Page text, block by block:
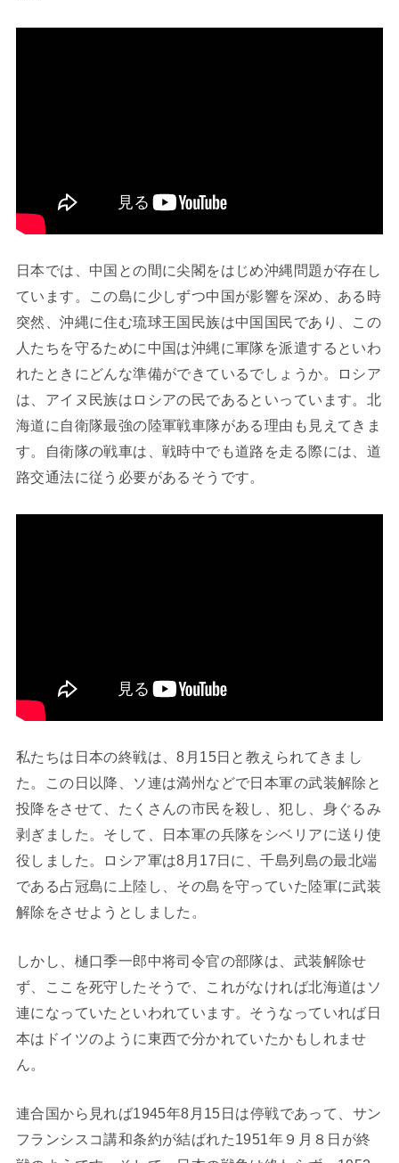
日本では、中国との間に尖閣をはじめ沖縄問題が存在し
ています。この島に少しずつ中国が影響を深め、ある時
突然、沖縄に住む琉球王国民族は中国国民であり、この
人たちを守るために中国は沖縄に軍隊を派遣するといわ
れたときにどんな準備ができているでしょうか。ロシア
は、アイヌ民族はロシアの民であるといっています。北
海道に自衛隊最強の陸軍戦車隊がある理由も見えてきま
す。自衛隊の戦車は、戦時中でも道路を走る際には、道
路交通法に従う必要があるそうです。
私たちは日本の終戦は、8月15日と教えられてきまし
た。この日以降、ソ連は満州などで日本軍の武装解除と
投降をさせて、たくさんの市民を殺し、犯し、身ぐるみ
剥ぎました。そして、日本軍の兵隊をシベリアに送り使
役しました。ロシア軍は8月17日に、千島列島の最北端
である占冠島に上陸し、その島を守っていた陸軍に武装
解除をさせようとしました。
しかし、樋口季一郎中将司令官の部隊は、武装解除せ
ず、ここを死守したそうで、これがなければ北海道はソ
連になっていたといわれています。そうなっていれば日
本はドイツのように東西で分かれていたかもしれませ
ん。
連合国から見れば1945年8月15日は停戦であって、サン
フランシスコ講和条約が結ばれた1951年９月８日が終